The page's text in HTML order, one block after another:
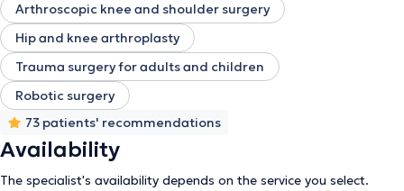
Arthroscopic knee and shoulder surgery
Hip and knee arthroplasty
Trauma surgery for adults and children
Robotic surgery
73 patients' recommendations
Availability
The specialist's availability depends on the service you select.